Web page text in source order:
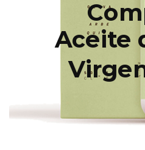
Aceite